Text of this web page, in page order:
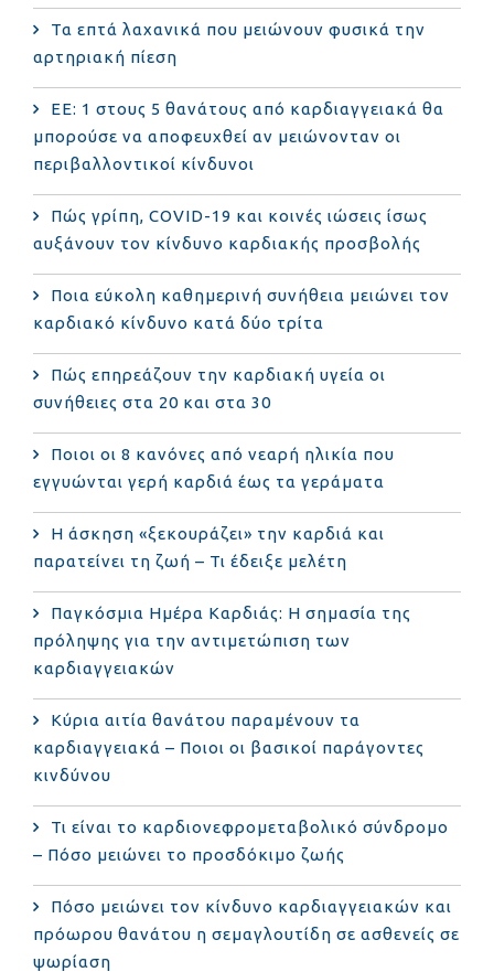
Τα επτά λαχανικά που μειώνουν φυσικά την
αρτηριακή πίεση
ΕΕ: 1 στους 5 θανάτους από καρδιαγγειακά θα
μπορούσε να αποφευχθεί αν μειώνονταν οι
περιβαλλοντικοί κίνδυνοι
Πώς γρίπη, COVID-19 και κοινές ιώσεις ίσως
αυξάνουν τον κίνδυνο καρδιακής προσβολής
Ποια εύκολη καθημερινή συνήθεια μειώνει τον
καρδιακό κίνδυνο κατά δύο τρίτα
Πώς επηρεάζουν την καρδιακή υγεία οι
συνήθειες στα 20 και στα 30
Ποιοι οι 8 κανόνες από νεαρή ηλικία που
εγγυώνται γερή καρδιά έως τα γεράματα
Η άσκηση «ξεκουράζει» την καρδιά και
παρατείνει τη ζωή – Τι έδειξε μελέτη
Παγκόσμια Ημέρα Καρδιάς: Η σημασία της
πρόληψης για την αντιμετώπιση των
καρδιαγγειακών
Κύρια αιτία θανάτου παραμένουν τα
καρδιαγγειακά – Ποιοι οι βασικοί παράγοντες
κινδύνου
Τι είναι το καρδιονεφρομεταβολικό σύνδρομο
– Πόσο μειώνει το προσδόκιμο ζωής
Πόσο μειώνει τον κίνδυνο καρδιαγγειακών και
πρόωρου θανάτου η σεμαγλουτίδη σε ασθενείς σε
ψωρίαση